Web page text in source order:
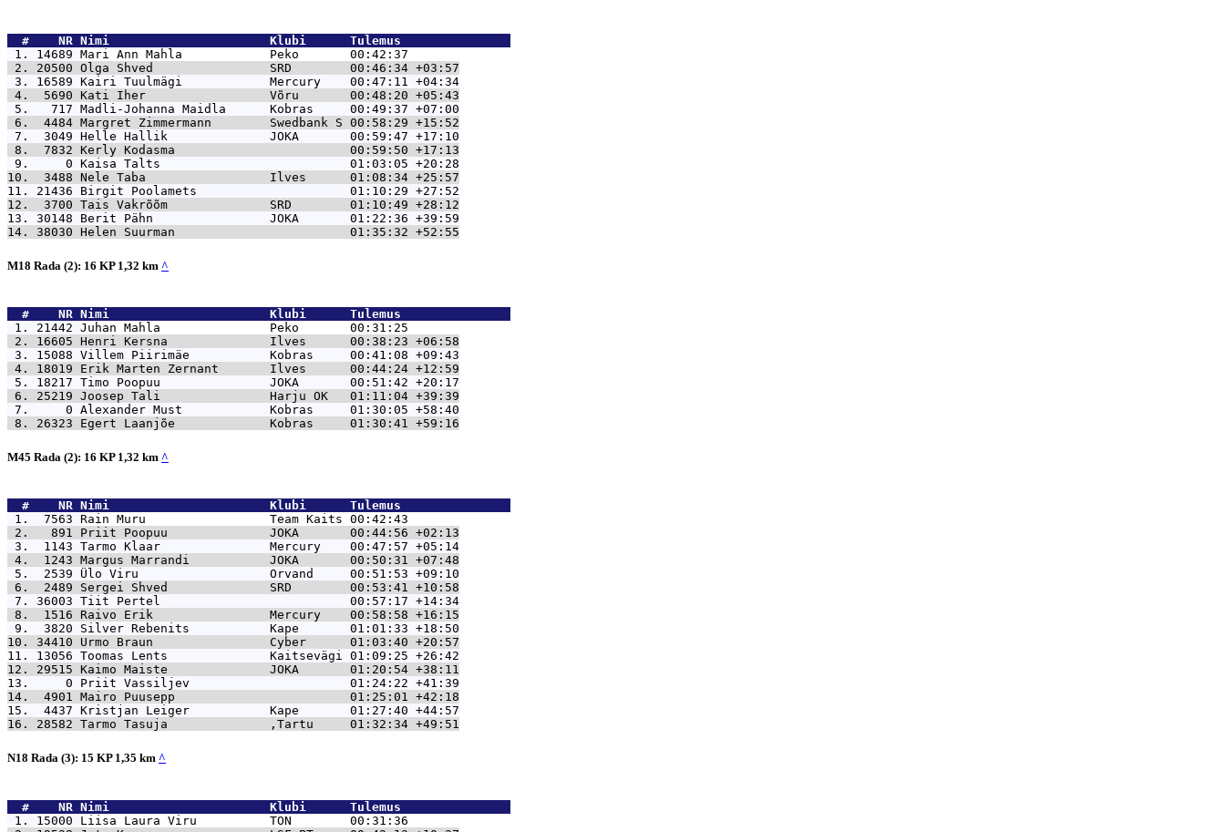
  #    NR
Nimi                      Klubi      Tulemus
1. 14689 Mari Ann Mahla            Peko       00:42:37
2. 20500 Olga Shved                SRD        00:46:34 +03:57
3. 16589 Kairi Tuulmägi            Mercury    00:47:11 +04:34
4.  5690 Kati Iher                 Võru       00:48:20 +05:43
5.   717 Madli-Johanna Maidla      Kobras     00:49:37 +07:00
6.  4484 Margret Zimmermann        Swedbank S 00:58:29 +15:52
7.  3049 Helle Hallik              JOKA       00:59:47 +17:10
8.  7832 Kerly Kodasma                        00:59:50 +17:13
9.     0 Kaisa Talts                          01:03:05 +20:28
10.  3488 Nele Taba                 Ilves      01:08:34 +25:57
11. 21436 Birgit Poolamets                     01:10:29 +27:52
12.  3700 Tais Vakrõõm              SRD        01:10:49 +28:12
13. 30148 Berit Pähn                JOKA       01:22:36 +39:59
14. 38030 Helen Suurman                        01:35:32 +52:55
M18 Rada (2): 16 KP 1,32 km ^
  #    NR
Nimi                      Klubi      Tulemus
1. 21442 Juhan Mahla               Peko       00:31:25
2. 16605 Henri Kersna              Ilves      00:38:23 +06:58
3. 15088 Villem Piirimäe           Kobras     00:41:08 +09:43
4. 18019 Erik Marten Zernant       Ilves      00:44:24 +12:59
5. 18217 Timo Poopuu               JOKA       00:51:42 +20:17
6. 25219 Joosep Tali               Harju OK   01:11:04 +39:39
7.     0 Alexander Must            Kobras     01:30:05 +58:40
8. 26323 Egert Laanjõe             Kobras     01:30:41 +59:16
M45 Rada (2): 16 KP 1,32 km ^
  #    NR
Nimi                      Klubi      Tulemus
1.  7563 Rain Muru                 Team Kaits 00:42:43
2.   891 Priit Poopuu              JOKA       00:44:56 +02:13
3.  1143 Tarmo Klaar               Mercury    00:47:57 +05:14
4.  1243 Margus Marrandi           JOKA       00:50:31 +07:48
5.  2539 Ülo Viru                  Orvand     00:51:53 +09:10
6.  2489 Sergei Shved              SRD        00:53:41 +10:58
7. 36003 Tiit Pertel                          00:57:17 +14:34
8.  1516 Raivo Erik                Mercury    00:58:58 +16:15
9.  3820 Silver Rebenits           Kape       01:01:33 +18:50
10. 34410 Urmo Braun                Cyber      01:03:40 +20:57
11. 13056 Toomas Lents              Kaitsevägi 01:09:25 +26:42
12. 29515 Kaimo Maiste              JOKA       01:20:54 +38:11
13.     0 Priit Vassiljev                      01:24:22 +41:39
14.  4901 Mairo Puusepp                        01:25:01 +42:18
15.  4437 Kristjan Leiger           Kape       01:27:40 +44:57
16. 28582 Tarmo Tasuja              ,Tartu     01:32:34 +49:51
N18 Rada (3): 15 KP 1,35 km ^
  #    NR
Nimi                      Klubi      Tulemus
1. 15000 Liisa Laura Viru          TON        00:31:36